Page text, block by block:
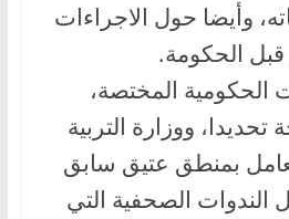
وأيضا حول الاجراءات
الحكومة.
الحكومية المختصة،
تحديدا، ووزارة التربية
بمنطق عتيق سابق
2011، فكل الندوات الصحفية التي